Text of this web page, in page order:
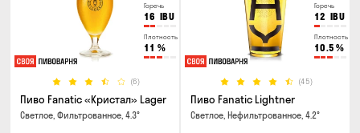
Горечь
16 IBU
Плотность
11 %
(6)
Пиво Fanatic «Кристал» Lager
Светлое, Фильтрованное, 4.3°
Горечь
12 IBU
Плотность
10.5 %
(45)
Пиво Fanatic Lightner
Светлое, Нефильтрованное, 4.2°